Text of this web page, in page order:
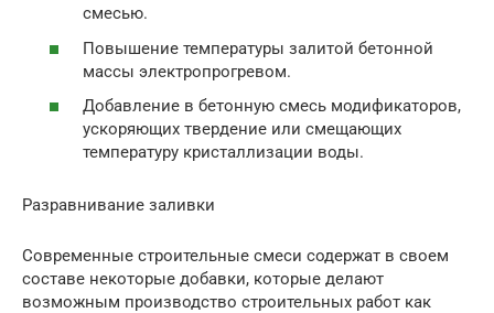
смесью.
Повышение температуры залитой бетонной
массы электропрогревом.
Добавление в бетонную смесь модификаторов,
ускоряющих твердение или смещающих
температуру кристаллизации воды.
Разравнивание заливки
Современные строительные смеси содержат в своем
составе некоторые добавки, которые делают
возможным производство строительных работ как